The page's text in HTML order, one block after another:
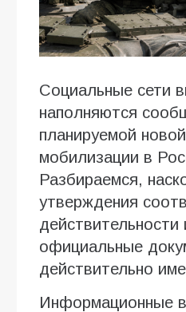
Социальные сети
наполняются
планируемой
мобилизации в
Разбираемся,
утверждения
действительности
официальные
действительно
Информационные